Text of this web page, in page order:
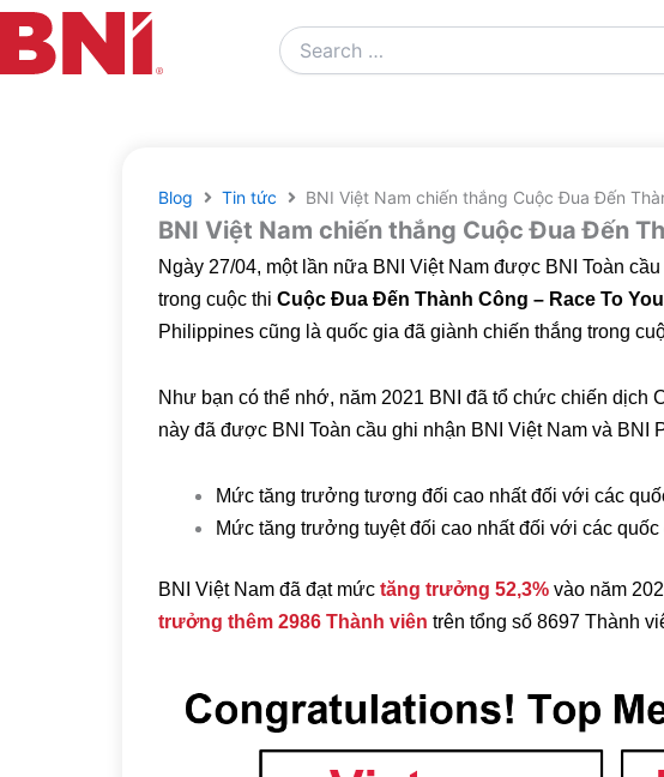
Search
…
Blog Tin tức BNI Việt Nam chiến thắng Cuộc Đua Đến
BNI Việt Nam chiến thắng Cuộc Đua Đến
Ngày 27/04, một lần nữa BNI Việt Nam được BNI Toàn
trong cuộc thi Cuộc Đua Đến Thành Công – Race To
Philippines cũng là quốc gia đã giành chiến thắng trong
Như bạn có thể nhớ, năm 2021 BNI đã tổ chức chiến dịch
này đã được BNI Toàn cầu ghi nhận BNI Việt Nam và BNI
Mức tăng trưởng tương đối cao nhất đối với các
Mức tăng trưởng tuyệt đối cao nhất đối với các
BNI Việt Nam đã đạt mức tăng trưởng 52,3% vào năm
trưởng thêm 2986 Thành viên trên tổng số 8697 Thành